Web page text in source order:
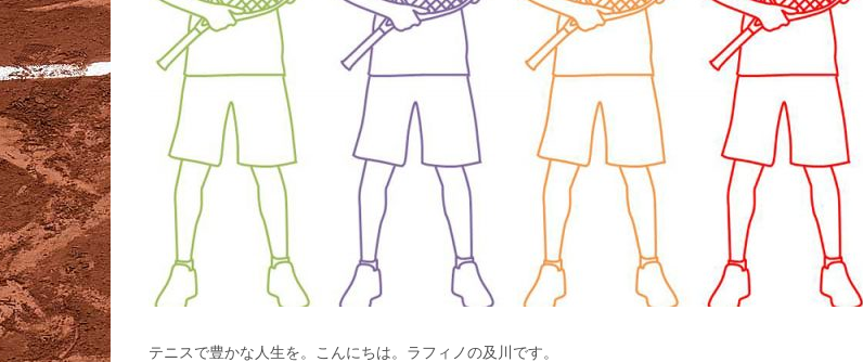
テニスで豊かな人生を。こんにちは。ラフィノの及川です。